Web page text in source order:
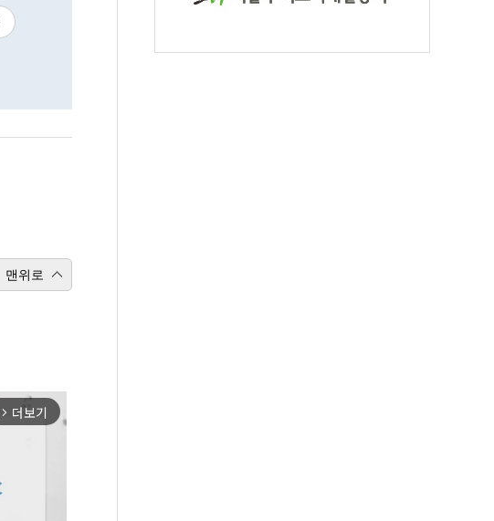
맨위로
arrow_forward_ios 더보기